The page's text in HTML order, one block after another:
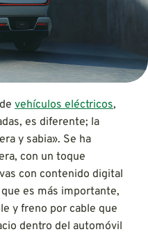
vehículos eléctricos,
es diferente; la
y sabia». Se ha
con un toque
con contenido digital
es más importante,
y freno por cable que
dentro del automóvil